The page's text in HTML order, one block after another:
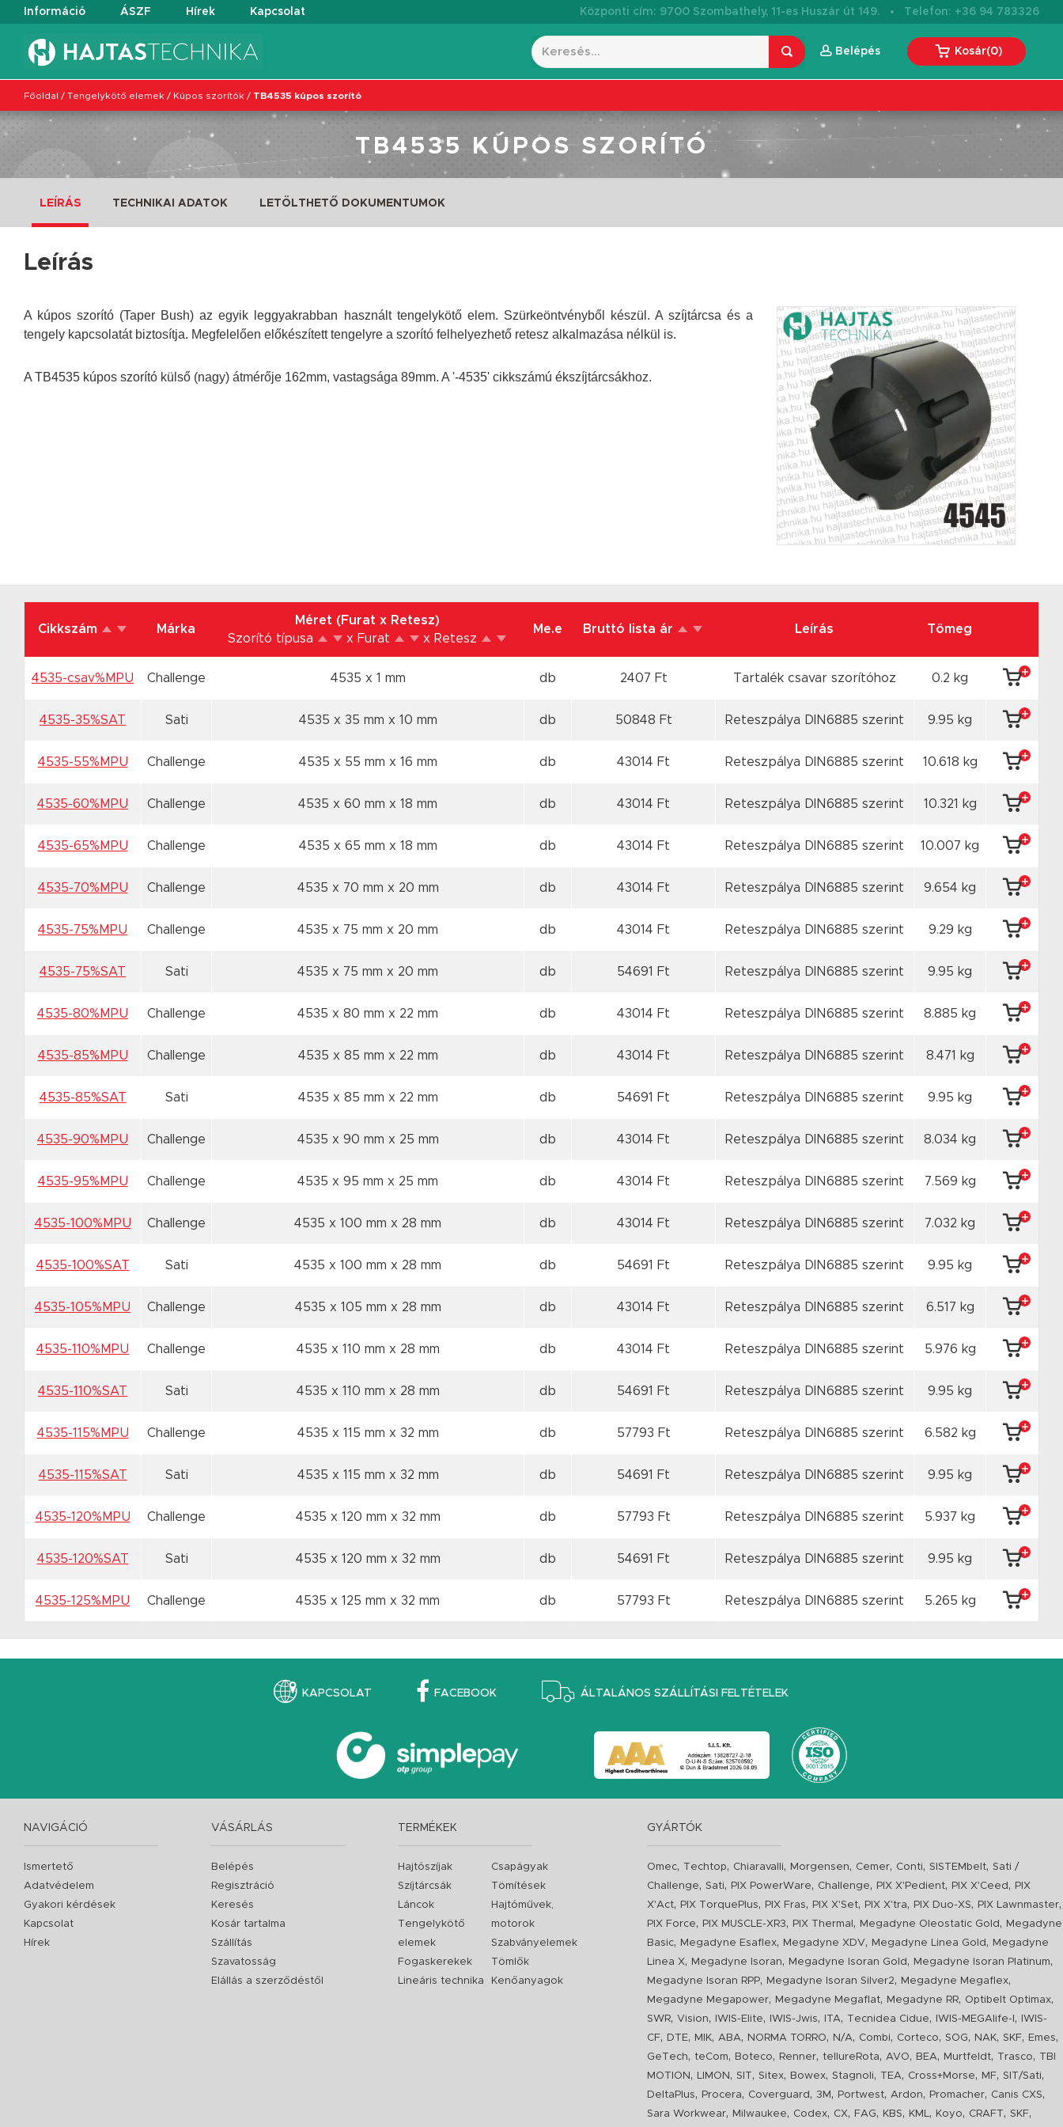
Információ ÁSZF Hírek Kapcsolat Központi cím: 9700 Szombathely, 11-es Huszár út 149. · Telefon: +36 94 783326
Belépés Kosár(0)
Főoldal / Tengelykötő elemek / Kúpos szorítók / TB4535 kúpos szorító
TB4535 KÚPOS SZORÍTÓ
LEÍRÁS TECHNIKAI ADATOK LETÖLTHETŐ DOKUMENTUMOK
Leírás
A kúpos szorító (Taper Bush) az egyik leggyakrabban használt tengelykötő elem. Szürkeöntvényből készül. A szíjtárcsa és a
tengely kapcsolatát biztosítja. Megfelelően előkészített tengelyre a szorító felhelyezhető retesz alkalmazása nélkül is.
A TB4535 kúpos szorító külső (nagy) átmérője 162mm, vastagsága 89mm. A '-4535' cikkszámú ékszíjtárcsákhoz.
Cikkszám Márka
Méret (Furat x Retesz)
Szorító típusa
x Furat x Retesz
Me.e Bruttó lista ár Leírás Tömeg
4535-csav%MPU Challenge 4535 x 1 mm db 2407 Ft Tartalék csavar szorítóhoz 0.2 kg
4535-35%SAT Sati 4535 x 35 mm x 10 mm db 50848 Ft Reteszpálya DIN6885 szerint 9.95 kg
4535-55%MPU Challenge 4535 x 55 mm x 16 mm db 43014 Ft Reteszpálya DIN6885 szerint 10.618 kg
4535-60%MPU Challenge 4535 x 60 mm x 18 mm db 43014 Ft Reteszpálya DIN6885 szerint 10.321 kg
4535-65%MPU Challenge 4535 x 65 mm x 18 mm db 43014 Ft Reteszpálya DIN6885 szerint 10.007 kg
4535-70%MPU Challenge 4535 x 70 mm x 20 mm db 43014 Ft Reteszpálya DIN6885 szerint 9.654 kg
4535-75%MPU Challenge 4535 x 75 mm x 20 mm db 43014 Ft Reteszpálya DIN6885 szerint 9.29 kg
4535-75%SAT Sati 4535 x 75 mm x 20 mm db 54691 Ft Reteszpálya DIN6885 szerint 9.95 kg
4535-80%MPU Challenge 4535 x 80 mm x 22 mm db 43014 Ft Reteszpálya DIN6885 szerint 8.885 kg
4535-85%MPU Challenge 4535 x 85 mm x 22 mm db 43014 Ft Reteszpálya DIN6885 szerint 8.471 kg
4535-85%SAT Sati 4535 x 85 mm x 22 mm db 54691 Ft Reteszpálya DIN6885 szerint 9.95 kg
4535-90%MPU Challenge 4535 x 90 mm x 25 mm db 43014 Ft Reteszpálya DIN6885 szerint 8.034 kg
4535-95%MPU Challenge 4535 x 95 mm x 25 mm db 43014 Ft Reteszpálya DIN6885 szerint 7.569 kg
4535-100%MPU Challenge 4535 x 100 mm x 28 mm db 43014 Ft Reteszpálya DIN6885 szerint 7.032 kg
4535-100%SAT Sati 4535 x 100 mm x 28 mm db 54691 Ft Reteszpálya DIN6885 szerint 9.95 kg
4535-105%MPU Challenge 4535 x 105 mm x 28 mm db 43014 Ft Reteszpálya DIN6885 szerint 6.517 kg
4535-110%MPU Challenge 4535 x 110 mm x 28 mm db 43014 Ft Reteszpálya DIN6885 szerint 5.976 kg
4535-110%SAT Sati 4535 x 110 mm x 28 mm db 54691 Ft Reteszpálya DIN6885 szerint 9.95 kg
4535-115%MPU Challenge 4535 x 115 mm x 32 mm db 57793 Ft Reteszpálya DIN6885 szerint 6.582 kg
4535-115%SAT Sati 4535 x 115 mm x 32 mm db 54691 Ft Reteszpálya DIN6885 szerint 9.95 kg
4535-120%MPU Challenge 4535 x 120 mm x 32 mm db 57793 Ft Reteszpálya DIN6885 szerint 5.937 kg
4535-120%SAT Sati 4535 x 120 mm x 32 mm db 54691 Ft Reteszpálya DIN6885 szerint 9.95 kg
4535-125%MPU Challenge 4535 x 125 mm x 32 mm db 57793 Ft Reteszpálya DIN6885 szerint 5.265 kg
KAPCSOLAT FACEBOOK ÁLTALÁNOS SZÁLLÍTÁSI FELTÉTELEK
NAVIGÁCIÓ
Ismertető
Adatvédelem
Gyakori kérdések
Kapcsolat
Hírek
VÁSÁRLÁS
Belépés
Regisztráció
Keresés
Kosár tartalma
Szállítás
Szavatosság
Elállás a szerződéstől
TERMÉKEK
Hajtószíjak
Szíjtárcsák
Láncok
Tengelykötő
elemek
Fogaskerekek
Lineáris technika
Csapágyak
Tömítések
Hajtóművek,
motorok
Szabványelemek
Tömlők
Kenőanyagok
GYÁRTÓK
Omec, Techtop, Chiaravalli, Morgensen, Cemer, Conti,SISTEMbelt,Sati /
Challenge,Sati, PIX PowerWare, Challenge, PIX X'Pedient, PIX X'Ceed ,
PIX
X'Act, PIX TorquePlus, PIX Fras, PIX X'Set, PIX X'tra, PIX Duo-XS, PIX Lawnmaster,
PIX Force, PIX MUSCLE-XR3, PIX Thermal , Megadyne Oleostatic Gold ,
Megadyne
Basic, Megadyne Esaflex, Megadyne XDV, Megadyne Linea Gold ,
Megadyne
Linea X, Megadyne Isoran, Megadyne Isoran Gold , Megadyne Isoran Platinum,
Megadyne Isoran RPP, Megadyne Isoran Silver2, Megadyne Megaflex,
Megadyne Megapower, Megadyne Megaflat, Megadyne RR, Optibelt Optimax,
SWR,Vision, IWIS-Elite, IWIS-Jwis, ITA, Tecnidea Cidue, IWIS-MEGAlife-I ,
IWIS-
CF, DTE, MIK, ABA, NORMA TORRO, N/A, Combi, Corteco,SOG, NAK,SKF, Emes,
GeTech, teCom, Boteco, Renner, tellureRota, AVO, BEA, Murtfeldt, Trasco, TBI
MOTION , LIMON ,SIT,Sitex, Bowex,Stagnoli, TEA, Cross+Morse, MF,SIT/Sati,
DeltaPlus, Procera, Coverguard , 3M , Portwest, Ardon, Promacher, Canis CXS,
Sara Workwear, Milwaukee, Codex, CX, FAG, KBS, KML, Koyo, CRAFT,SKF,